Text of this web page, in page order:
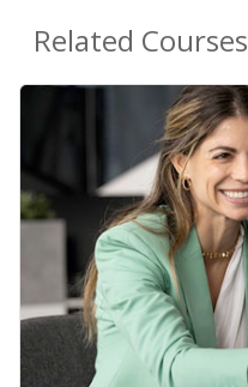
Related Courses